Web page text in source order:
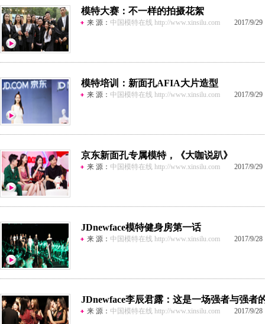
模特大赛：不一样的拍摄花絮
来 源： 中国模特在线 http://www.xinsilu.com 2017/9/29
模特培训：新面孔AFIA大片造型
来 源： 中国模特在线 http://www.xinsilu.com 2017/9/29
京东新面孔专属模特，《大咖说趴》
来 源： 中国模特在线 http://www.xinsilu.com 2017/9/29
JDnewface模特健身房第一话
来 源： 中国模特在线 http://www.xinsilu.com 2017/9/28
JDnewface李辰君露：这是一场强者与强者
来 源： 中国模特在线 http://www.xinsilu.com 2017/9/28